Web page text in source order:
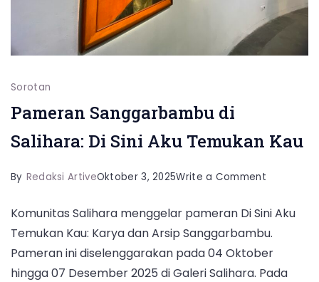
Sorotan
Pameran Sanggarbambu di
Salihara: Di Sini Aku Temukan Kau
By Redaksi ArtiveOktober 3, 2025Write a Commenton
di
Salihara:
Komunitas Salihara menggelar pameran Di Sini Aku
Temukan Kau: Karya dan Arsip Sanggarbambu.
Pameran ini diselenggarakan pada 04 Oktober
hingga 07 Desember 2025 di Galeri Salihara. Pada